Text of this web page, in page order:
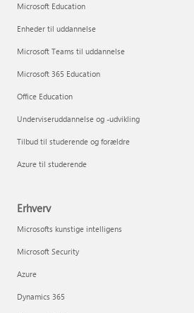
Microsoft Education
Enheder til uddannelse
Microsoft Teams til uddannelse
Microsoft 365 Education
Office Education
Underviseruddannelse og -udvikling
Tilbud til studerende og forældre
Azure til studerende
Erhverv
Microsofts kunstige intelligens
Microsoft Security
Azure
Dynamics 365